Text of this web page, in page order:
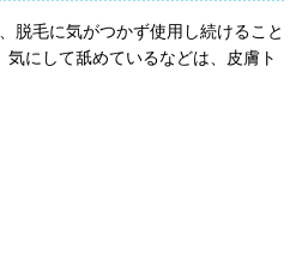
脱毛に気がつかず使用し続けること
にして舐めているなどは、皮膚ト